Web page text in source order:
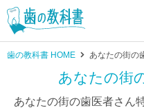
歯の教科書 HOME あなたの街の
あなたの街
あなたの街の歯医者さん